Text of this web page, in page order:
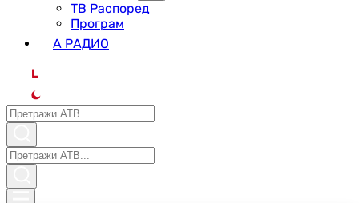
ТВ Распоред
Програм
А РАДИО
L